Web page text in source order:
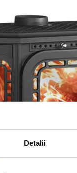
Detalii